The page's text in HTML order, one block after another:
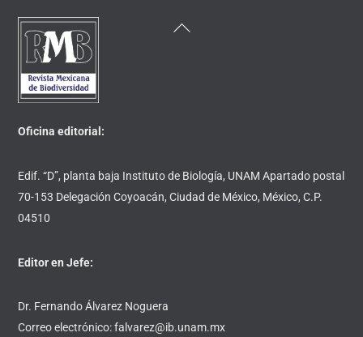
Back
Oficina editorial:
Edif. “D”, planta baja Instituto de Biología, UNAM Apartado postal
70-153 Delegación Coyoacán, Ciudad de México, México, C.P.
04510
Editor en Jefe:
Dr. Fernando Álvarez Noguera
Correo electrónico: falvarez@ib.unam.mx